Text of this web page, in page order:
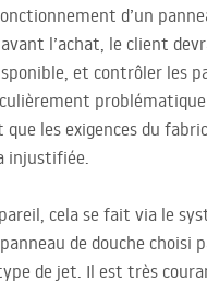
d’un
avant l’achat, le client
et contrôler les
les exigences du
injustifiée.
cela se fait via le
de douche choisi
de jet. Il est très